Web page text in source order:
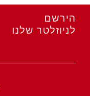
הירשם
לניוזלטר שלנו